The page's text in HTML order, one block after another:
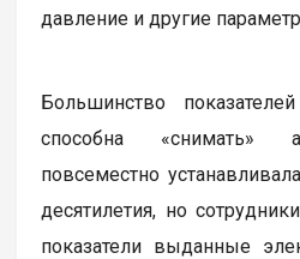
давление и другие
Большинство
способна «снимать»
повсеместно
десятилетия, но
показатели выданные